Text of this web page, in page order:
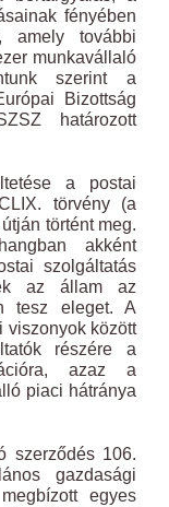
fényében
amely további
munkavállaló
szerint a
Bizottság
határozott
a postai
törvény (a
történt meg.
akként
szolgáltatás
az állam az
tesz eleget. A
viszonyok között
részére a
azaz a
piaci hátránya
szerződés 106.
gazdasági
egyes